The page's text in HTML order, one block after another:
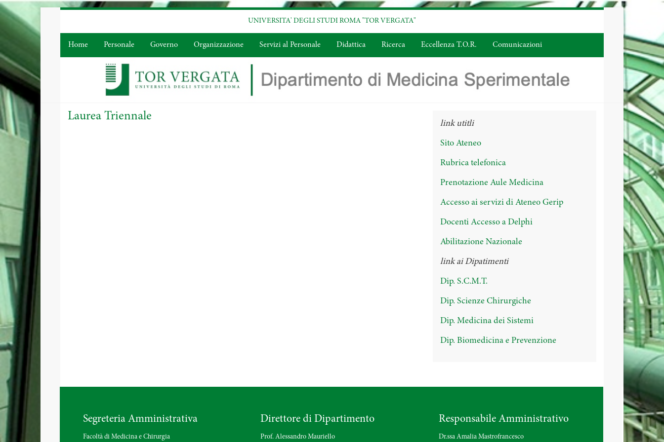
UNIVERSITA' DEGLI STUDI ROMA "TOR VERGATA"
Home Personale Governo Organizzazione Servizi al Personale Didattica Ricerca Eccellenza T.O.R. Comunicazioni
Laurea Triennale
link utitli
Sito Ateneo
Rubrica telefonica
Prenotazione Aule Medicina
Accesso ai servizi di Ateneo Gerip
Docenti Accesso a Delphi
Abilitazione Nazionale
link ai Dipatimenti
Dip. S.C.M.T.
Dip. Scienze Chirurgiche
Dip. Medicina dei Sistemi
Dip. Biomedicina e Prevenzione
Segreteria Amministrativa
Facoltà di Medicina e Chirurgia
Direttore di Dipartimento
Prof. Alessandro Mauriello
Responsabile Amministrativo
Dr.ssa Amalia Mastrofrancesco